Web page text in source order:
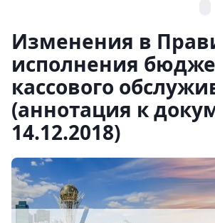
Изменения в
исполнения
кассового
(аннотация к
14.12.2018)